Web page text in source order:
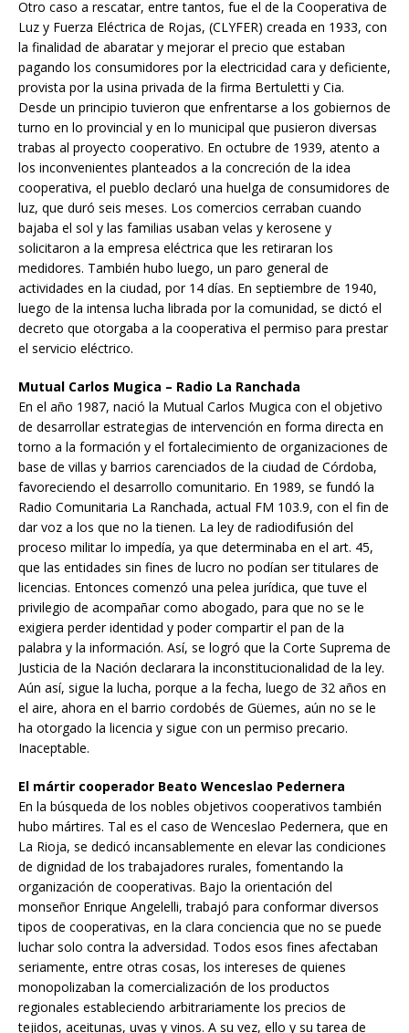
Otro caso a rescatar, entre tantos, fue el de la Cooperativa de
Luz y Fuerza Eléctrica de Rojas, (CLYFER) creada en 1933, con
la finalidad de abaratar y mejorar el precio que estaban
pagando los consumidores por la electricidad cara y deficiente,
provista por la usina privada de la firma Bertuletti y Cia.
Desde un principio tuvieron que enfrentarse a los gobiernos de
turno en lo provincial y en lo municipal que pusieron diversas
trabas al proyecto cooperativo. En octubre de 1939, atento a
los inconvenientes planteados a la concreción de la idea
cooperativa, el pueblo declaró una huelga de consumidores de
luz, que duró seis meses. Los comercios cerraban cuando
bajaba el sol y las familias usaban velas y kerosene y
solicitaron a la empresa eléctrica que les retiraran los
medidores. También hubo luego, un paro general de
actividades en la ciudad, por 14 días. En septiembre de 1940,
luego de la intensa lucha librada por la comunidad, se dictó el
decreto que otorgaba a la cooperativa el permiso para prestar
el servicio eléctrico.
Mutual Carlos Mugica – Radio La Ranchada
En el año 1987, nació la Mutual Carlos Mugica con el objetivo
de desarrollar estrategias de intervención en forma directa en
torno a la formación y el fortalecimiento de organizaciones de
base de villas y barrios carenciados de la ciudad de Córdoba,
favoreciendo el desarrollo comunitario. En 1989, se fundó la
Radio Comunitaria La Ranchada, actual FM 103.9, con el fin de
dar voz a los que no la tienen. La ley de radiodifusión del
proceso militar lo impedía, ya que determinaba en el art. 45,
que las entidades sin fines de lucro no podían ser titulares de
licencias. Entonces comenzó una pelea jurídica, que tuve el
privilegio de acompañar como abogado, para que no se le
exigiera perder identidad y poder compartir el pan de la
palabra y la información. Así, se logró que la Corte Suprema de
Justicia de la Nación declarara la inconstitucionalidad de la ley.
Aún así, sigue la lucha, porque a la fecha, luego de 32 años en
el aire, ahora en el barrio cordobés de Güemes, aún no se le
ha otorgado la licencia y sigue con un permiso precario.
Inaceptable.
El mártir cooperador Beato Wenceslao Pedernera
En la búsqueda de los nobles objetivos cooperativos también
hubo mártires. Tal es el caso de Wenceslao Pedernera, que en
La Rioja, se dedicó incansablemente en elevar las condiciones
de dignidad de los trabajadores rurales, fomentando la
organización de cooperativas. Bajo la orientación del
monseñor Enrique Angelelli, trabajó para conformar diversos
tipos de cooperativas, en la clara conciencia que no se puede
luchar solo contra la adversidad. Todos esos fines afectaban
seriamente, entre otras cosas, los intereses de quienes
monopolizaban la comercialización de los productos
regionales estableciendo arbitrariamente los precios de
tejidos, aceitunas, uvas y vinos. A su vez, ello y su tarea de